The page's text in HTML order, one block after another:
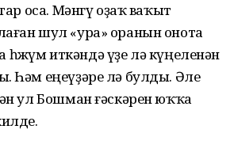
оса. Мәнгү оҙаҡ ваҡыт
шул «ура» оранын онота
һөжүм иткәндә үҙе лә күңеленән
Һәм еңеүҙәре лә булды. Әле
ул Бошман ғәскәрен юҡҡа